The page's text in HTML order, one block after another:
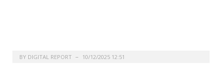
BY DIGITAL REPORT 10/12/2025 12:51